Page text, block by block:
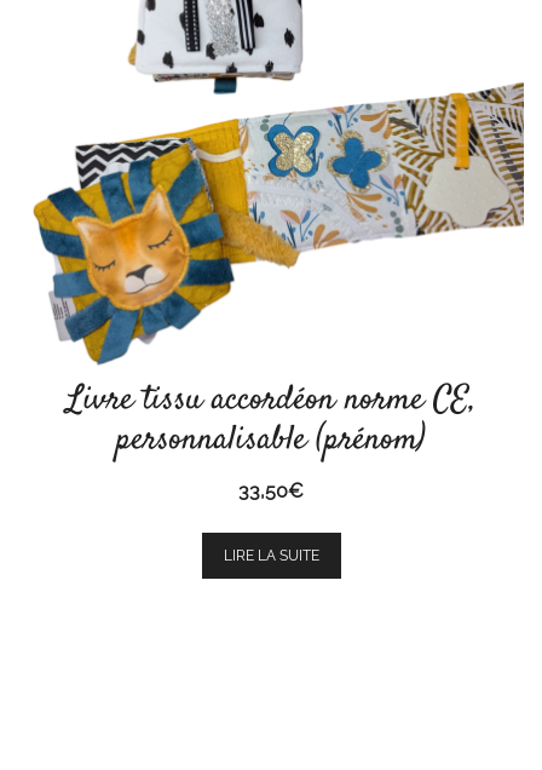
Livre tissu accordéon norme CE,
personnalisable (prénom)
33,50€
LIRE LA SUITE